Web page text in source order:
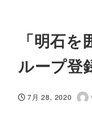
「明石
ループ登
投稿日
7月 28, 2020
著